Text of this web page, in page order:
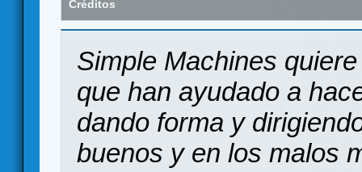
Créditos
Simple Machines
que han ayudado a
dando forma y
buenos y en los malos